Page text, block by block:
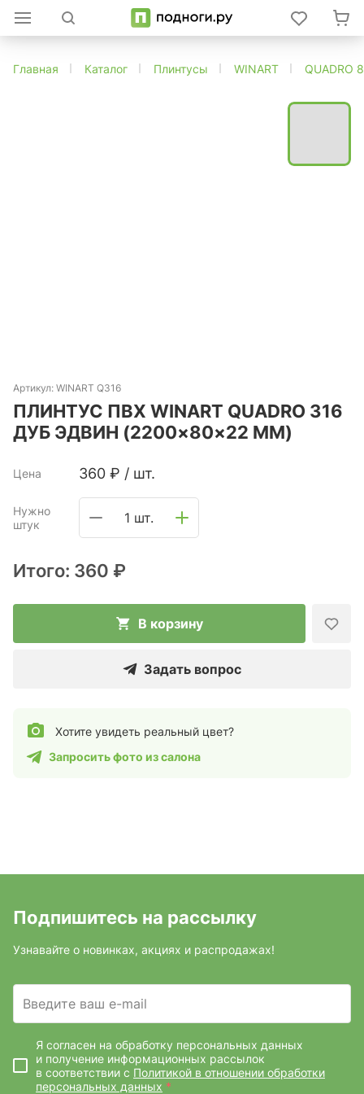
Главная Каталог Плинтусы WINART QUADRO
Артикул: WINART Q316
ПЛИНТУС ПВХ WINART QUADRO 316
ДУБ ЭДВИН (2200×80×22 ММ)
Цена 360 ₽ / шт.
Нужно
штук
1 шт.
Итого: 360 ₽
В корзину
Задать вопрос
Хотите увидеть реальный цвет?
Запросить фото из салона
Подпишитесь на рассылку
Узнавайте о новинках, акциях и распродажах!
Введите ваш e-mail
Я согласен на обработку персональных данных
и получение информационных рассылок
в соответствии с Политикой в отношении обработки
персональных данных *